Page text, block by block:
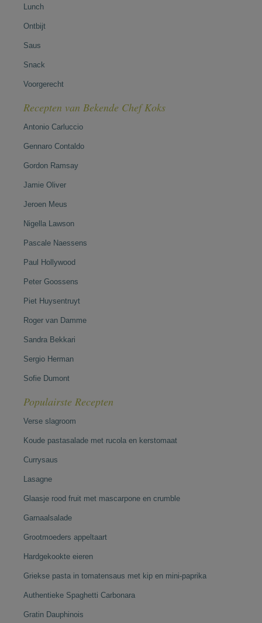
Lunch
Ontbijt
Saus
Snack
Voorgerecht
Recepten van Bekende Chef Koks
Antonio Carluccio
Gennaro Contaldo
Gordon Ramsay
Jamie Oliver
Jeroen Meus
Nigella Lawson
Pascale Naessens
Paul Hollywood
Peter Goossens
Piet Huysentruyt
Roger van Damme
Sandra Bekkari
Sergio Herman
Sofie Dumont
Populairste Recepten
Verse slagroom
Koude pastasalade met rucola en kerstomaat
Currysaus
Lasagne
Glaasje rood fruit met mascarpone en crumble
Garnaalsalade
Grootmoeders appeltaart
Hardgekookte eieren
Griekse pasta in tomatensaus met kip en mini-paprika
Authentieke Spaghetti Carbonara
Gratin Dauphinois